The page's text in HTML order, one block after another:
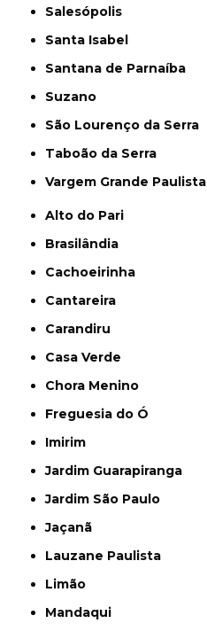
Salesópolis
Santa Isabel
Santana de Parnaíba
Suzano
São Lourenço da Serra
Taboão da Serra
Vargem Grande Paulista
Alto do Pari
Brasilândia
Cachoeirinha
Cantareira
Carandiru
Casa Verde
Chora Menino
Freguesia do Ó
Imirim
Jardim Guarapiranga
Jardim São Paulo
Jaçanã
Lauzane Paulista
Limão
Mandaqui